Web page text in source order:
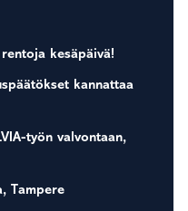
kesäpäivä!
kannattaa
työn valvontaan,
Tampere